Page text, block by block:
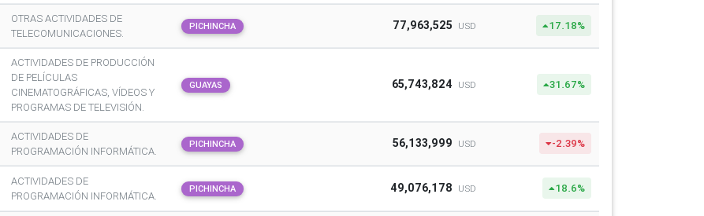
OTRAS ACTIVIDADES DE
TELECOMUNICACIONES.
PICHINCHA 77,963,525 USD 17.18%
ACTIVIDADES DE PRODUCCIÓN
DE PELÍCULAS
CINEMATOGRÁFICAS, VÍDEOS Y
PROGRAMAS DE TELEVISIÓN.
GUAYAS 65,743,824 USD 31.67%
ACTIVIDADES DE
PROGRAMACIÓN INFORMÁTICA.
PICHINCHA 56,133,999 USD -2.39%
ACTIVIDADES DE
PROGRAMACIÓN INFORMÁTICA.
PICHINCHA 49,076,178 USD 18.6%